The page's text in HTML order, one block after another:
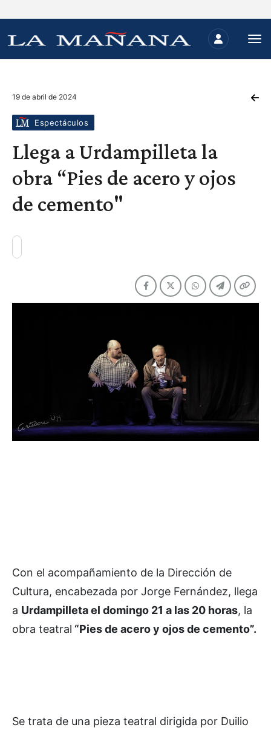
19 de abril de 2024
Espectáculos
Llega a Urdampilleta la
obra “Pies de acero y ojos
de cemento"
Con el acompañamiento de la Dirección de
Cultura, encabezada por Jorge Fernández, llega
a Urdampilleta el domingo 21 a las 20 horas, la
obra teatral “Pies de acero y ojos de cemento”.
Se trata de una pieza teatral dirigida por Duilio